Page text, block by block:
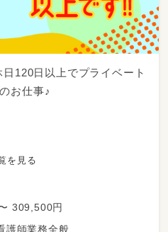
日120日以上でプライベート
お仕事♪
を見る
309,500円
護師業務全般